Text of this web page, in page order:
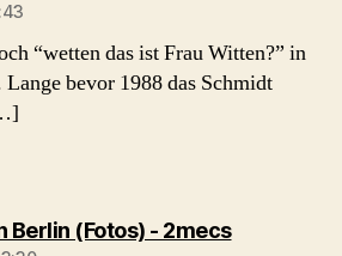
“wetten das ist Frau Witten?” in
bevor 1988 das Schmidt
Berlin (Fotos) - 2mecssagt: